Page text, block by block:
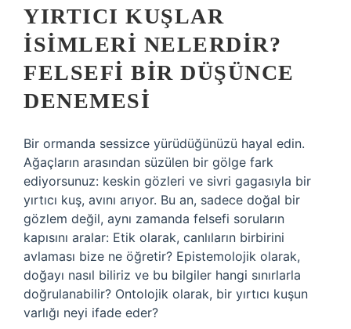
YIRTICI KUŞLAR
İSIMLERI NELERDIR?
FELSEFI BIR DÜŞÜNCE
DENEMESI
Bir ormanda sessizce yürüdüğünüzü hayal edin.
Ağaçların arasından süzülen bir gölge fark
ediyorsunuz: keskin gözleri ve sivri gagasıyla bir
yırtıcı kuş, avını arıyor. Bu an, sadece doğal bir
gözlem değil, aynı zamanda felsefi soruların
kapısını aralar: Etik olarak, canlıların birbirini
avlaması bize ne öğretir? Epistemolojik olarak,
doğayı nasıl biliriz ve bu bilgiler hangi sınırlarla
doğrulanabilir? Ontolojik olarak, bir yırtıcı kuşun
varlığı neyi ifade eder?